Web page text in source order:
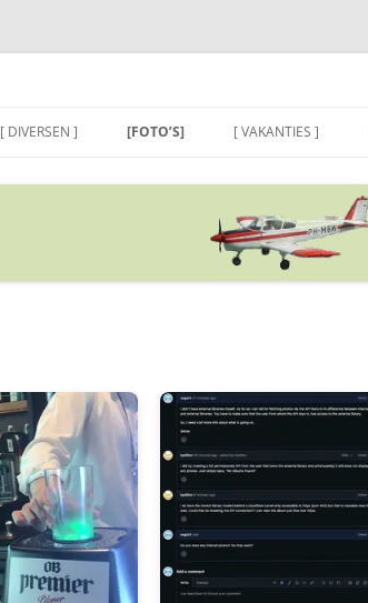
[ DIVERSEN ] [FOTO’S] [ VAKANTIES ]